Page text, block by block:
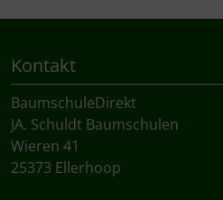
Kontakt
BaumschuleDirekt
JA. Schuldt Baumschulen
Wieren 41
25373 Ellerhoop